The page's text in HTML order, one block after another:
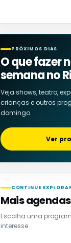
PRÓXIMOS DIAS
O que fazer
semana no
Veja shows, teatro,
crianças e outros
domingo.
Ver
CONTINUE
Mais
Escolha uma
interesse.